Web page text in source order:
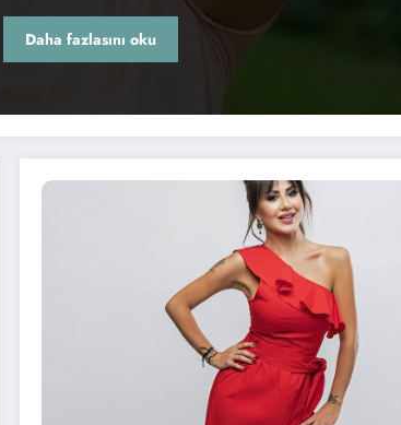
Daha fazlasını oku